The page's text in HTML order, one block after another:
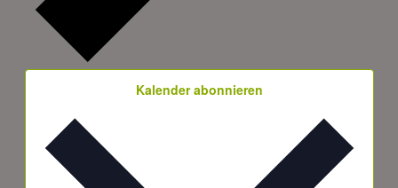
Kalender abonnieren